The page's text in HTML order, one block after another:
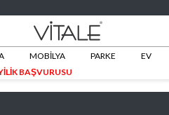
MOBİLYA PARKE
EV
BAŞVURUSU